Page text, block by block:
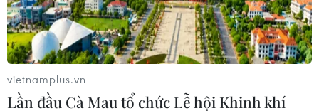
#Cây cảnh #Serzh Sarkisian
#Thủ tướng Armenia
vietnamplus.vn
Lần đầu Cà Mau tổ chức Lễ hội Khinh khí